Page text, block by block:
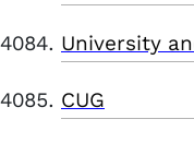
University
CUG